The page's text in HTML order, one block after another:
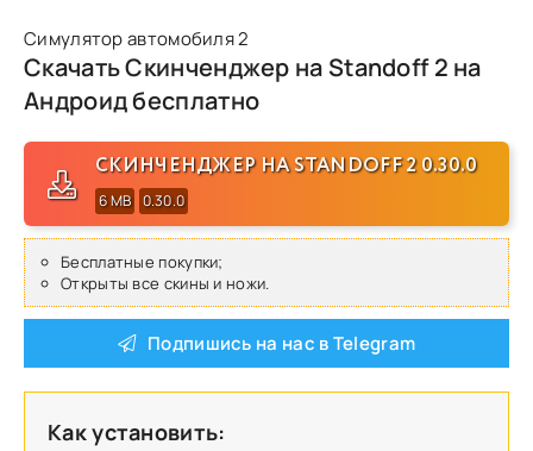
Симулятор автомобиля 2
Скачать Скинченджер на Standoff 2 на
Андроид бесплатно
СКИНЧЕНДЖЕР НА STANDOFF 2 0.30.0
6 MB 0.30.0
Бесплатные покупки;
Открыты все скины и ножи.
Подпишись на нас в Telegram
Как установить: